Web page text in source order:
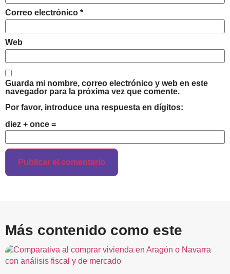
Correo electrónico *
Web
Guarda mi nombre, correo electrónico y web en este
navegador para la próxima vez que comente.
Por favor, introduce una respuesta en dígitos:
diez + once =
Más contenido como este